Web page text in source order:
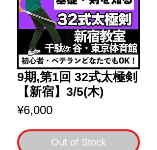
9期,第1回 32式太極剣
【新宿】3/5(木)
¥6,000Price
Out of Stock